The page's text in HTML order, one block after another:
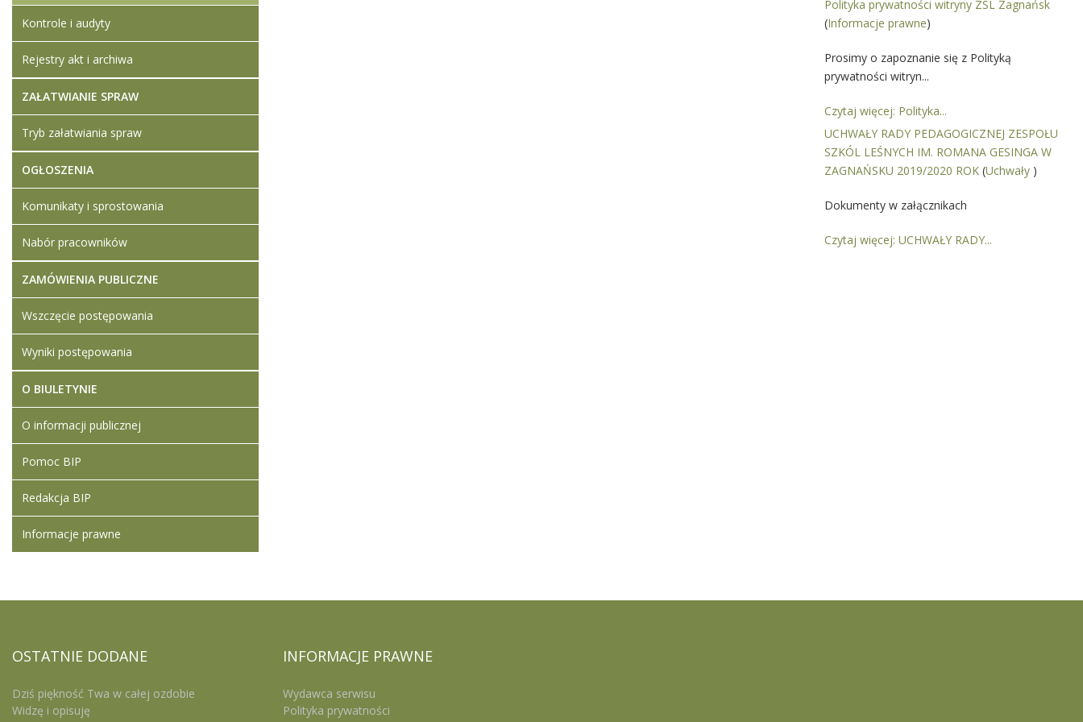
Kontrole i audyty
Rejestry akt i archiwa
ZAŁATWIANIE SPRAW
Tryb załatwiania spraw
OGŁOSZENIA
Komunikaty i sprostowania
Nabór pracowników
ZAMÓWIENIA PUBLICZNE
Wszczęcie postępowania
Wyniki postępowania
O BIULETYNIE
O informacji publicznej
Pomoc BIP
Redakcja BIP
Informacje prawne
Polityka prywatności witryny ZSL Zagnańsk
(Informacje prawne)
Prosimy o zapoznanie się z Polityką
prywatności witryn...
Czytaj więcej: Polityka...
UCHWAŁY RADY PEDAGOGICZNEJ ZESPOŁU
SZKÓL LEŚNYCH IM. ROMANA GESINGA W
ZAGNAŃSKU 2019/2020 ROK (Uchwały )
Dokumenty w załącznikach
Czytaj więcej: UCHWAŁY RADY...
OSTATNIE DODANE
Dziś piękność Twa w całej ozdobie
Widzę i opisuję
INFORMACJE PRAWNE
Wydawca serwisu
Polityka prywatności